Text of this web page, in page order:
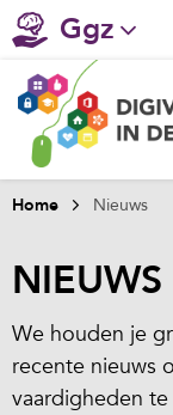
Ggz
Welzijn
Home Nieuws
NIEUWS
We houden je
recente nieuws
vaardigheden